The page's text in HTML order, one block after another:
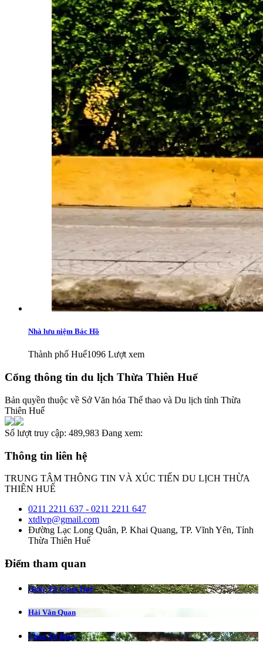
Nhà lưu niệm Bác Hồ
Thành phố Huế1096 Lượt xem
Cổng thông tin du lịch Thừa Thiên Huế
Bản quyền thuộc về Sở Văn hóa Thể thao và Du lịch tỉnh Thừa
Thiên Huế
Số lượt truy cập: 489,983 Đang xem:
Thông tin liên hệ
TRUNG TÂM THÔNG TIN VÀ XÚC TIẾN DU LỊCH THỪA
THIÊN HUẾ
0211 2211 637 - 0211 2211 647
xtdlvp@gmail.com
Đường Lạc Long Quân, P. Khai Quang, TP. Vĩnh Yên, Tỉnh
Thừa Thiên Huế
Điểm tham quan
Quốc Tử Giám Huế
Hải Vân Quan
Chùa Từ Hiếu